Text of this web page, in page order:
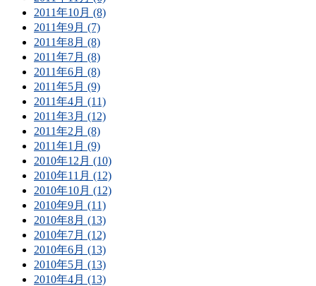
2011年10月 (8)
2011年9月 (7)
2011年8月 (8)
2011年7月 (8)
2011年6月 (8)
2011年5月 (9)
2011年4月 (11)
2011年3月 (12)
2011年2月 (8)
2011年1月 (9)
2010年12月 (10)
2010年11月 (12)
2010年10月 (12)
2010年9月 (11)
2010年8月 (13)
2010年7月 (12)
2010年6月 (13)
2010年5月 (13)
2010年4月 (13)